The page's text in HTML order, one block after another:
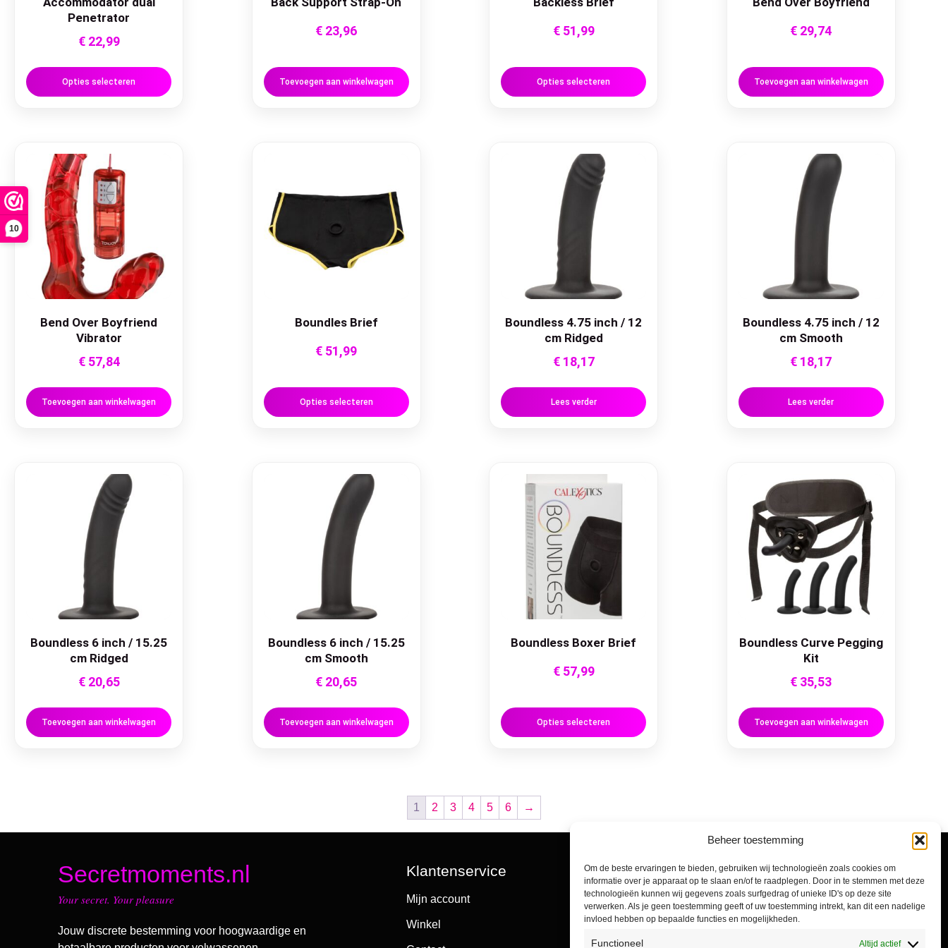
10
Beheer toestemming
Om de beste ervaringen te bieden, gebruiken wij technologieën zoals cookies om
informatie over je apparaat op te slaan en/of te raadplegen. Door in te stemmen met deze
technologieën kunnen wij gegevens zoals surfgedrag of unieke ID's op deze site
verwerken. Als je geen toestemming geeft of uw toestemming intrekt, kan dit een nadelige
invloed hebben op bepaalde functies en mogelijkheden.
Functioneel Altijd actief
Penetrator
€22,99
Opties selecteren
€ 23,96
Toevoegen aan winkelwagen
€51,99
Opties selecteren
€ 29,74
Toevoegen aan winkelwagen
Bend Over Boyfriend
Vibrator
€57,84
Toevoegen aan winkelwagen
Boundles Brief
€ 51,99
Opties selecteren
Boundless 4.75 inch / 12
cm Ridged
€18,17
Lees verder
Boundless 4.75 inch / 12
cm Smooth
€ 18,17
Lees verder
Boundless 6 inch / 15.25
cm Ridged
€20,65
Toevoegen aan winkelwagen
Boundless 6 inch / 15.25
cm Smooth
€ 20,65
Toevoegen aan winkelwagen
Boundless Boxer Brief
€57,99
Opties selecteren
Boundless Curve Pegging
Kit
€ 35,53
Toevoegen aan winkelwagen
1 2 3 4 5 6 →
Secretmoments.nl
Your secret. Your pleasure
Jouw discrete bestemming voor hoogwaardige en
Klantenservice
Mijn account
Winkel
Informatie
Algemene voorwaarden
Privacyverklaring